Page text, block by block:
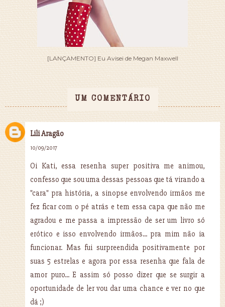
[LANÇAMENTO] Eu Avisei de Megan Maxwell
UM COMENTÁRIO
Lili Aragão
10/09/2017
Oi Kati, essa resenha super positiva me animou,
confesso que sou uma dessas pessoas que tá virando a
"cara" pra história, a sinopse envolvendo irmãos me
fez ficar com o pé atrás e tem essa capa que não me
agradou e me passa a impressão de ser um livro só
erótico e isso envolvendo irmãos... pra mim não ia
funcionar. Mas fui surpreendida positivamente por
suas 5 estrelas e agora por essa resenha que fala de
amor puro... E assim só posso dizer que se surgir a
oportunidade de ler vou dar uma chance e ver no que
dá ;)